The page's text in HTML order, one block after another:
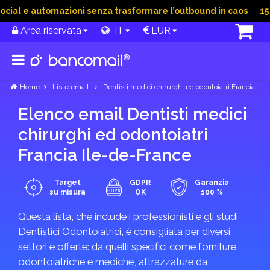
e automazioni senza trasformare l’outbound in caos 15
Area riservata IT EUR
Home Liste email Dentisti medici chirurghi ed odontoiatri Francia
Elenco email Dentisti medici
chirurghi ed odontoiatri
Francia Ile-de-France
Target
su misura
GDPR
OK
Garanzia
100 %
Questa lista, che include i professionisti e gli studi
Dentistici Odontoiatrici, è consigliata per diversi
settori e offerte: da quelli specifici come forniture
odontoiatriche e mediche, attrazzature da